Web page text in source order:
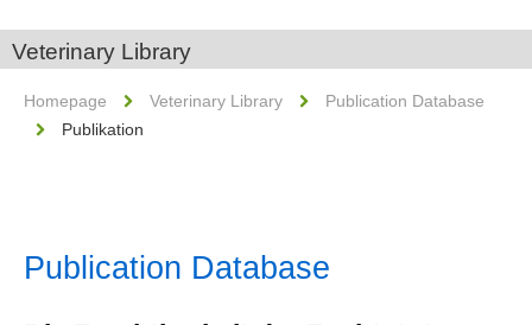
Veterinary Library
Homepage Veterinary Library
Publication Database
Publikation
Publication Database